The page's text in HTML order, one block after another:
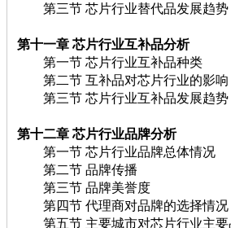
第三节 芯片行业替代品发展趋势
第十一章 芯片行业互补品分析
第一节 芯片行业互补品种类
第二节 互补品对芯片行业的影响
第三节 芯片行业互补品发展趋势
第十二章 芯片行业品牌分析
第一节 芯片行业品牌总体情况
第二节 品牌传播
第三节 品牌美誉度
第四节 代理商对品牌的选择情况
第五节 主要城市对芯片行业主要